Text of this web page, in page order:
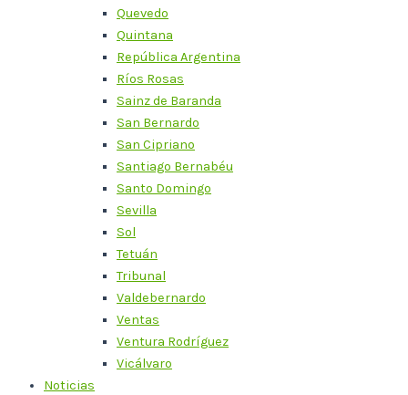
Quevedo
Quintana
República Argentina
Ríos Rosas
Sainz de Baranda
San Bernardo
San Cipriano
Santiago Bernabéu
Santo Domingo
Sevilla
Sol
Tetuán
Tribunal
Valdebernardo
Ventas
Ventura Rodríguez
Vicálvaro
Noticias